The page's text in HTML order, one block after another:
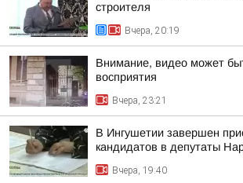
строителя
Вчера, 20:19
Внимание, видео может
восприятия
Вчера, 23:21
В Ингушетии завершен
кандидатов в депутаты
Вчера, 19:40